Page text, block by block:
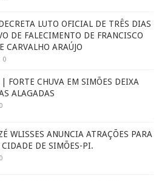
LUTO OFICIAL DE TRÊS DIAS
DE FALECIMENTO DE FRANCISCO
CARVALHO ARAÚJO
0
FORTE CHUVA EM SIMÕES DEIXA
ALAGADAS
0
WLISSES ANUNCIA ATRAÇÕES PARA
CIDADE DE SIMÕES-PI.
0